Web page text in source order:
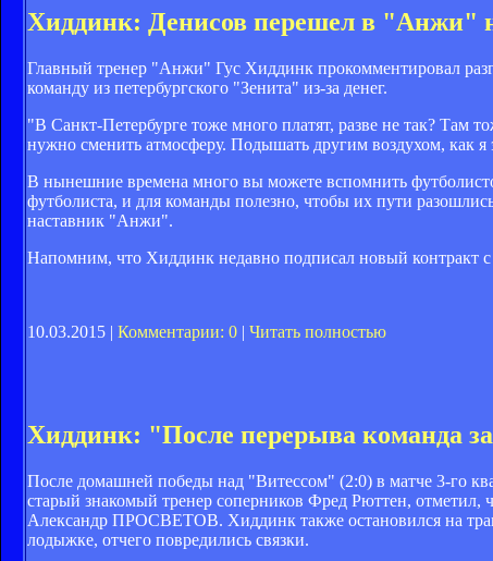
Хиддинк: Денисов перешел в "Анжи"
Главный тренер "Анжи" Гус Хиддинк прокомментировал
команду из петербургского "Зенита" из-за денег.
"В Санкт-Петербурге тоже много платят, разве не так? Там
нужно сменить атмосферу. Подышать другим воздухом, как я
В нынешние времена много вы можете вспомнить
футболиста, и для команды полезно, чтобы их пути
наставник "Анжи".
Напомним, что Хиддинк недавно подписал новый контракт
10.03.2015 | Комментарии: 0 | Читать полностью
Хиддинк: "После перерыва команда
После домашней победы над "Витессом" (2:0) в матче 3-го
старый знакомый тренер соперников Фред Рюттен, отметил,
Александр ПРОСВЕТОВ. Хиддинк также остановился на
лодыжке, отчего повредились связки.